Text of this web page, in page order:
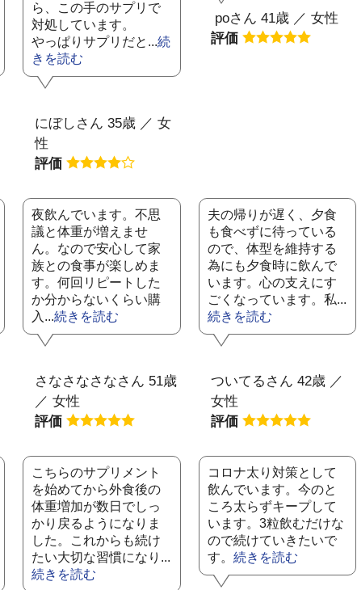
ら、この手のサプリで
対処しています。
やっぱりサプリだと...続
きを読む
にぼしさん 35歳 ／ 女
性
評価
poさん 41歳 ／ 女性
評価
夜飲んでいます。不思
議と体重が増えませ
ん。なので安心して家
族との食事が楽しめま
す。何回リピートした
か分からないくらい購
入...続きを読む
さなさなさなさん 51歳
／ 女性
評価
夫の帰りが遅く、夕食
も食べずに待っている
ので、体型を維持する
為にも夕食時に飲んで
います。心の支えにす
ごくなっています。私...
続きを読む
ついてるさん 42歳 ／
女性
評価
こちらのサプリメント
を始めてから外食後の
体重増加が数日でしっ
かり戻るようになりま
した。これからも続け
たい大切な習慣になり...
続きを読む
コロナ太り対策として
飲んでいます。今のと
ころ太らずキープして
います。3粒飲むだけな
ので続けていきたいで
す。 続きを読む